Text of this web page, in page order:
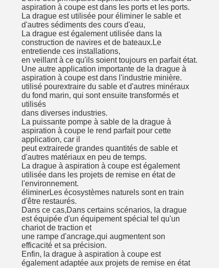
aspiration à coupe est dans les ports et les ports.
La drague est utilisée pour éliminer le sable et
d'autres sédiments des cours d'eau,
La drague est également utilisée dans la
construction de navires et de bateaux. Le
entretiende ces installations,
en veillant à ce qu'ils soient toujours en parfait état.
Une autre application importante de la drague à
aspiration à coupe est dans l'industrie minière.
utilisé pourextraire du sable et d'autres minéraux
du fond marin, qui sont ensuite transformés et
utilisés
dans diverses industries.
La puissante pompe à sable de la drague à
aspiration à coupe le rend parfait pour cette
application, car il
peut extrairede grandes quantités de sable et
d'autres matériaux en peu de temps.
La drague à aspiration à coupe est également
utilisée dans les projets de remise en état de
l'environnement.
éliminerLes écosystèmes naturels sont en train
d'être restaurés.
Dans ce cas,Dans certains scénarios, la drague
est équipée d'un équipement spécial tel qu'un
chariot de traction et
une rampe d'ancrage,qui augmentent son
efficacité et sa précision.
Enfin, la drague à aspiration à coupe est
également adaptée aux projets de remise en état